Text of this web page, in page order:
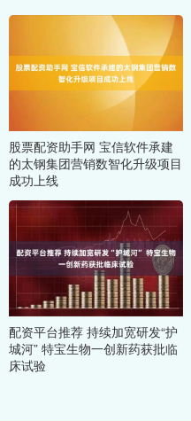
股票配资助手网 宝信软件承建
的太钢集团营销数智化升级项目
成功上线
配资平台推荐 持续加宽研发“护
城河” 特宝生物一创新药获批临
床试验